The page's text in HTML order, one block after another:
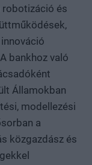
robotizáció és
bankhoz való
Államokban
modellezési
a
közgazdász és